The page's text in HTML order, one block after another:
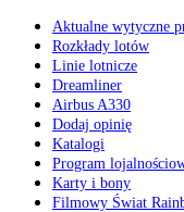
Aktualne wytyczne
Rozkłady lotów
Linie lotnicze
Dreamliner
Airbus A330
Dodaj opinię
Katalogi
Program
Karty i bony
Filmowy Świat